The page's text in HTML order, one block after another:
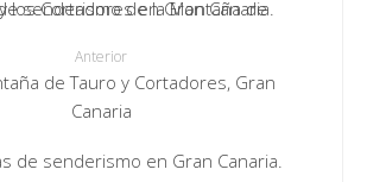
Anterior
de Tauro y Cortadores, Gran
Canaria